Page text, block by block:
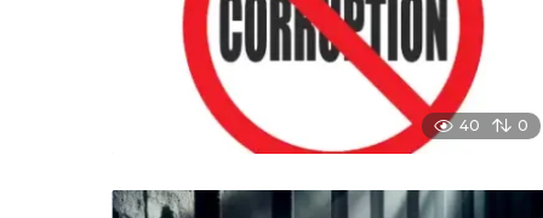
40 0